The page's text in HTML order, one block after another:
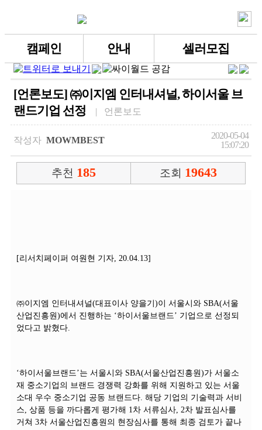
캠페인 안내 셀러모집
[언론보도] ㈜이지엠 인터내셔널, 하이서울 브
랜드기업 선정
| 언론보도
작성자 MOWMBEST
2020-05-04
15:07:20
추천 185 조회 19643
[리서치페이퍼 여원현 기자, 20.04.13]
㈜이지엠 인터내셔널(대표이사 양을기)이 서울시와 SBA(서울
산업진흥원)에서 진행하는 ‘하이서울브랜드’ 기업으로 선정되
었다고 밝혔다.
‘하이서울브랜드’는 서울시와 SBA(서울산업진흥원)가 서울소
재 중소기업의 브랜드 경쟁력 강화를 위해 지원하고 있는 서울
소대 우수 중소기업 공동 브랜드다. 해당 기업의 기술력과 서비
스, 상품 등을 까다롭게 평가해 1차 서류심사, 2차 발표심사를
거쳐 3차 서울산업진흥원의 현장심사를 통해 최종 검토가 끝나